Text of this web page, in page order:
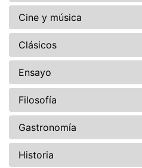
Cine y música
Clásicos
Ensayo
Filosofía
Gastronomía
Historia